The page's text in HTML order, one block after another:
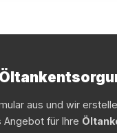
aus und wir
Angebot für Ihre